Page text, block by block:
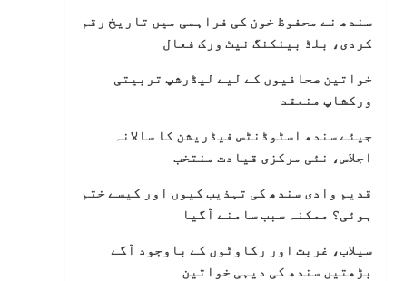
سندھ نے محفوظ خون کی فراہمی میں تاریخ رقم
کردی، بلڈ بینکنگ نیٹ ورک فعال
خواتین صحافیوں کے لیے لیڈرشپ تربیتی
ورکشاپ منعقد
جیئے سندھ اسٹوڈنٹس فیڈریشن کا سالانہ
اجلاس، نئی مرکزی قیادت منتخب
قدیم وادی سندھ کی تہذیب کیوں اور کیسے ختم
ہوئی؟ ممکنہ سبب سامنے آگیا
سیلاب، غربت اور رکاوٹوں کے باوجود آگے
بڑھتیں سندھ کی دیہی خواتین